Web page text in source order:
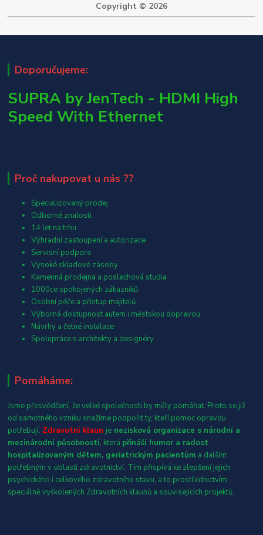
Copyright © 2026
Doporučujeme:
SUPRA by JenTech - HDMI High
Speed With Ethernet
Proč nakupovat u nás ??
Specializovaný prodej
Odborné znalosti
14 let na trhu
Výhradní zastoupení a autorizace
Servisní podpora
Vysoké skladové zásoby
Kamenná prodejna a poslechová studia
1000ce spokojených zákazníků
Osobní péče a přístup majitelů
Výborná dostupnost autem i městskou dopravou
Návrhy a četné instalace
Spolupráce s architekty a designéry
Pomáháme:
Jsme přesvědčení, že velké společnosti by měly pomáhat. Proto se již
od samotného vzniku snažíme podpořit ty, kteří pomoc opravdu
potřebují. Zdravotní klaun je nezisková organizace s národní a
mezinárodní působností, která přináší humor a radost
hospitalizovaným dětem, geriatrickým pacientům a dalším
potřebným v oblasti zdravotnictví. Tím přispívá ke zlepšení jejich
psychického i celkového zdravotního stavu, a to prostřednictvím
speciálně vyškolených Zdravotních klaunů a souvisejících projektů.